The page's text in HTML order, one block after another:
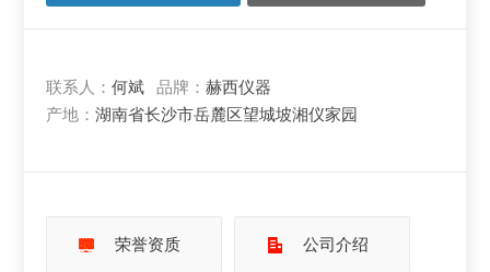
联系人：何斌 品牌：赫西仪器
产地：湖南省长沙市岳麓区望城坡湘仪家园
荣誉资质 公司介绍